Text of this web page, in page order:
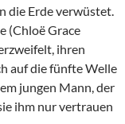
die Erde verwüstet.
(Chloë Grace
ihren
auf die fünfte Welle
jungen Mann, der
ihm nur vertrauen